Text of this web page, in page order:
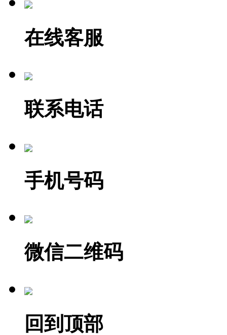
在线客服
联系电话
手机号码
微信二维码
回到顶部